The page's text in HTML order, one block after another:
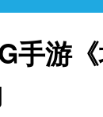
手游